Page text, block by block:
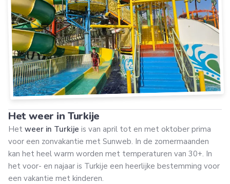
Het weer in Turkije
Het weer in Turkije is van april tot en met oktober prima
voor een zonvakantie met Sunweb. In de zomermaanden
kan het heel warm worden met temperaturen van 30+. In
het voor- en najaar is Turkije een heerlijke bestemming voor
een vakantie met kinderen.